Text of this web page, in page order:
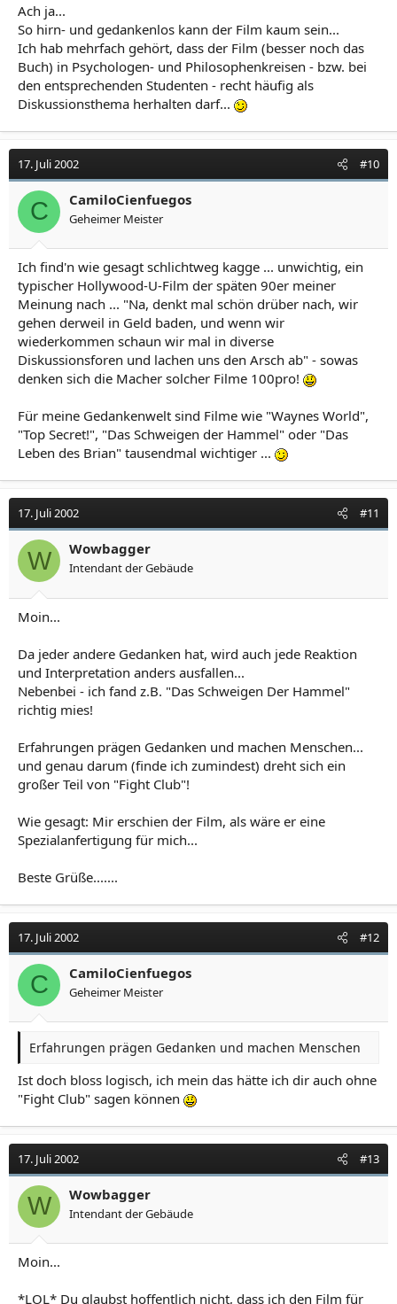
Ach ja...
So hirn- und gedankenlos kann der Film kaum sein...
Ich hab mehrfach gehört, dass der Film (besser noch das
Buch) in Psychologen- und Philosophenkreisen - bzw. bei
den entsprechenden Studenten - recht häufig als
Diskussionsthema herhalten darf...
17. Juli 2002 #10
C CamiloCienfuegos
Geheimer Meister
Ich find'n wie gesagt schlichtweg kagge ... unwichtig, ein
typischer Hollywood-U-Film der späten 90er meiner
Meinung nach ... "Na, denkt mal schön drüber nach, wir
gehen derweil in Geld baden, und wenn wir
wiederkommen schaun wir mal in diverse
Diskussionsforen und lachen uns den Arsch ab" - sowas
denken sich die Macher solcher Filme 100pro!
Für meine Gedankenwelt sind Filme wie "Waynes World",
"Top Secret!", "Das Schweigen der Hammel" oder "Das
Leben des Brian" tausendmal wichtiger ...
17. Juli 2002 #11
W Wowbagger
Intendant der Gebäude
Moin...
Da jeder andere Gedanken hat, wird auch jede Reaktion
und Interpretation anders ausfallen...
Nebenbei - ich fand z.B. "Das Schweigen Der Hammel"
richtig mies!
Erfahrungen prägen Gedanken und machen Menschen...
und genau darum (finde ich zumindest) dreht sich ein
großer Teil von "Fight Club"!
Wie gesagt: Mir erschien der Film, als wäre er eine
Spezialanfertigung für mich...
Beste Grüße.......
17. Juli 2002 #12
C CamiloCienfuegos
Geheimer Meister
Erfahrungen prägen Gedanken und machen Menschen
Ist doch bloss logisch, ich mein das hätte ich dir auch ohne
"Fight Club" sagen können
17. Juli 2002 #13
W Wowbagger
Intendant der Gebäude
Moin...
*LOL* Du glaubst hoffentlich nicht, dass ich den Film für